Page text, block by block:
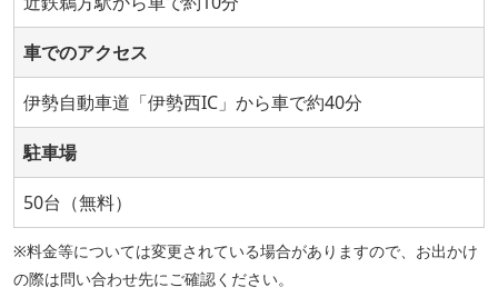
車でのアクセス
伊勢自動車道「伊勢西IC」から車で約40分
駐車場
50台（無料）
※料金等については変更されている場合がありますので、お出かけ
の際は問い合わせ先にご確認ください。